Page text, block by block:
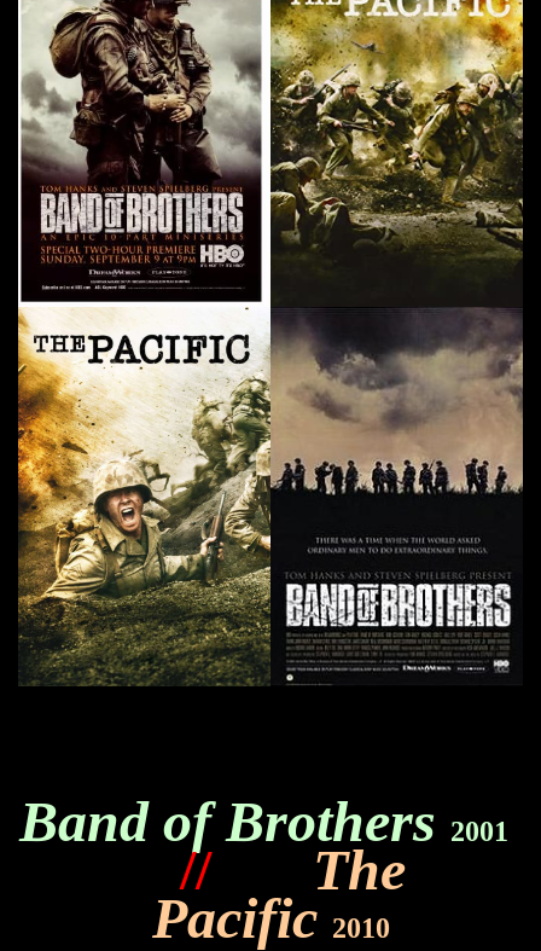
Band of Brothers 2001
// The
Pacific 2010